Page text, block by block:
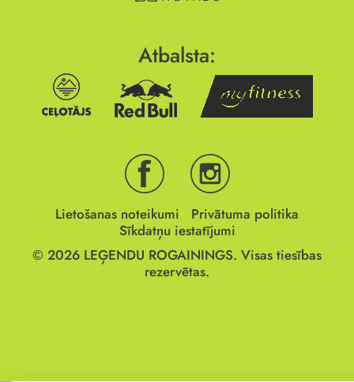
Atbalsta:
Lietošanas noteikumi
Privātuma politika
Sīkdatņu iestatījumi
© 2026 LEĢENDU ROGAININGS. Visas tiesības
rezervētas.